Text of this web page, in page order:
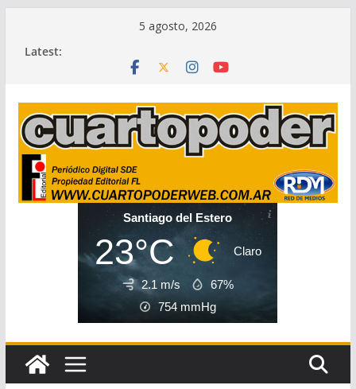
5 agosto, 2026
Latest:
Santiago del Estero
23°C Claro
2.1 m/s
67%
754 mmHg